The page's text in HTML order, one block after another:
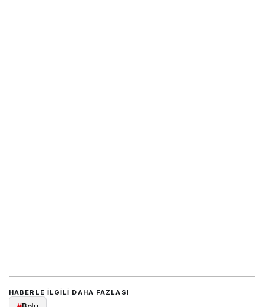
HABERLE ILGILI DAHA FAZLASI